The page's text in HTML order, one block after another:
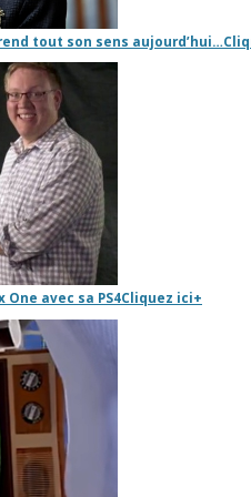
tout son sens aujourd’hui…
avec sa PS4Cliquez ici+